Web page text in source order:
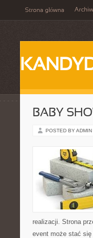
Strona główna
BABY
POSTED BY ADMIN
realizacji. Strona
event może stać